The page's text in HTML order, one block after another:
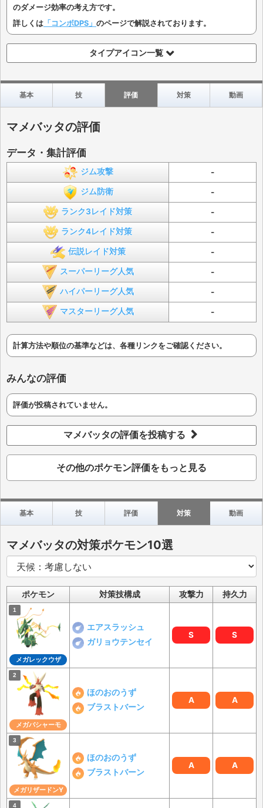
のダメージ効率の考え方です。
詳しくは 「コンボDPS」 のページで解説されております。
タイプアイコン一覧
基本 技 評価 対策 動画
マメバッタの評価
データ・集計評価
ジム攻撃 -
ジム防衛 -
ランク3レイド対策 -
ランク4レイド対策 -
伝説レイド対策 -
スーパーリーグ人気 -
ハイパーリーグ人気 -
マスターリーグ人気 -
計算方法や順位の基準などは、各種リンクをご確認ください。
みんなの評価
評価が投稿されていません。
マメバッタの評価を投稿する
その他のポケモン評価をもっと見る
基本 技 評価 対策 動画
マメバッタの対策ポケモン10選
ポケモン 対策技構成 攻撃力 持久力
メガレックウザ
エアスラッシュ
ガリョウテンセイ
S S
メガバシャーモ
ほのおのうず
ブラストバーン
A A
メガリザードンY
ほのおのうず
ブラストバーン
A A